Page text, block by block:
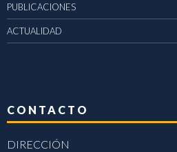
PUBLICACIONES
ACTUALIDAD
CONTACTO
DIRECCIÓN